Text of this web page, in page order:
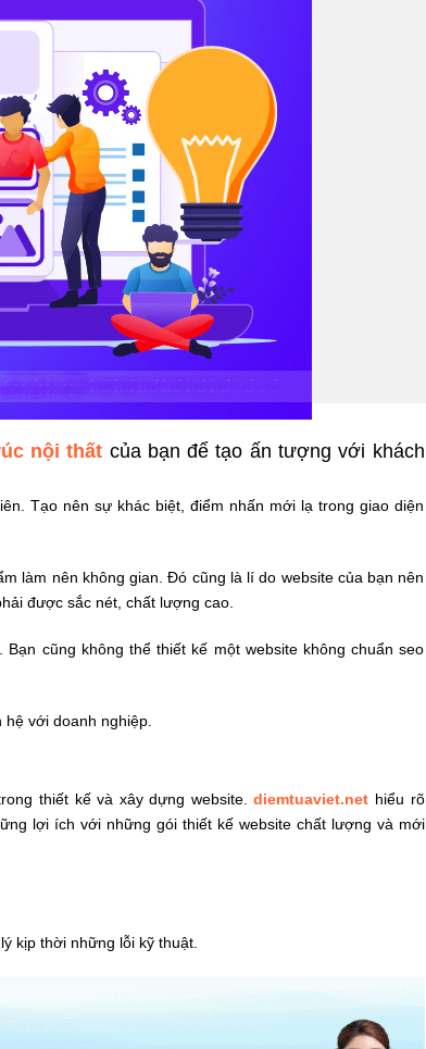
nội thất của bạn để tạo ấn tượng với khách
Tạo nên sự khác biệt, điểm nhấn mới lạ trong giao diện
làm nên không gian. Đó cũng là lí do website của bạn nên
được sắc nét, chất lượng cao.
cũng không thể thiết kế một website không chuẩn seo
với doanh nghiệp.
thiết kế và xây dựng website.diemtuaviet.net hiểu rõ
lợi ích với những gói thiết kế website chất lượng và mới
kịp thời những lỗi kỹ thuật.